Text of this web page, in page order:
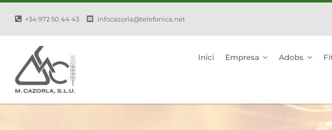
content
+34 972 50 44 43 infocazorla@telefonica.net
Inici Empresa Adobs